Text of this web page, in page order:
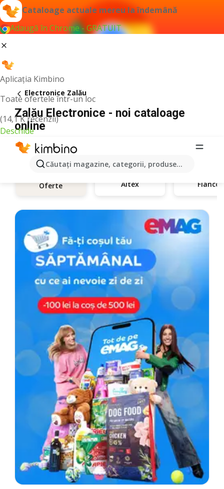
Cataloage actuale mereu la îndemână
Adaugă în Chrome - GRATUIT
Aplicația Kimbino
Toate ofertele într-un loc
(14,1 K recenzii)
Deschide
Căutaţi magazine, categorii, produse...
Electronice Zalău
Zalău Electronice - noi cataloage
online
Oferte Altex Flanco